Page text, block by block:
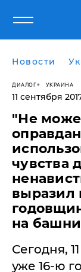
Новости
ДИАЛОГ УКРАИНА
11 сентября
​"Не
чувства
на
Сегодня,
уже 16-ю